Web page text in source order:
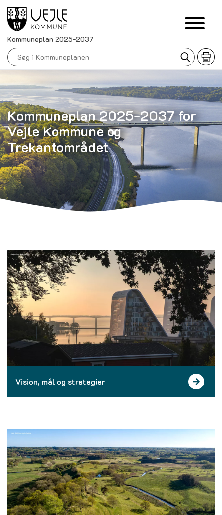
Kommuneplan 2025-2037
Kommuneplan 2025-2037 for
Vejle Kommune og
Trekantområdet
Vision, mål og strategier